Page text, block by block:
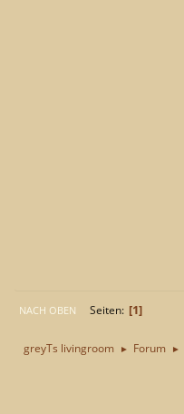
NACH OBEN Seiten 1
greyTs livingroom ► Forum ►